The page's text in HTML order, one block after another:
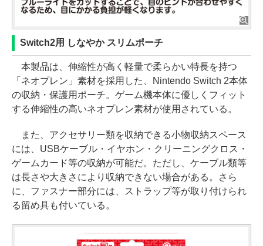
Switch2用 しなやか スリムポーチ
本製品は、伸縮性が高く軽量で柔らかい特長を持つ
「ネオプレン」素材を採用した、Nintendo Switch 2本体
の収納・保護用ポーチ。ゲーム機本体に優しくフィット
する伸縮性の高いネオプレン素材が使用されている。
また、アクセサリー類を収納できる小物収納スペース
には、USBケーブル・イヤホン・クリーニングクロス・
ゲームカード等の収納が可能だ。ただし、ケーブル類等
は長さや大きさにより収納できない場合がある。さら
に、ファスナー部分には、ストラップ等が取り付けられ
る留め具も付いている。